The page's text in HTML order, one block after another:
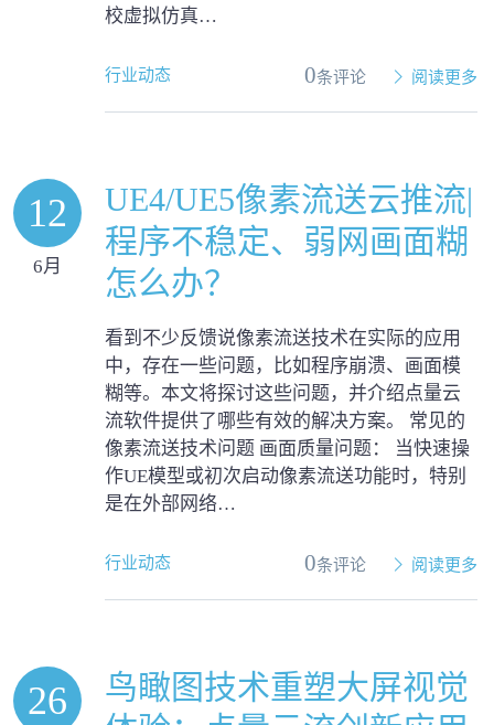
校虚拟仿真…
行业动态 0条评论 阅读更多
12
6月
UE4/UE5像素流送云推流|
程序不稳定、弱网画面糊
怎么办？
看到不少反馈说像素流送技术在实际的应用
中，存在一些问题，比如程序崩溃、画面模
糊等。本文将探讨这些问题，并介绍点量云
流软件提供了哪些有效的解决方案。 常见的
像素流送技术问题 画面质量问题： 当快速操
作UE模型或初次启动像素流送功能时，特别
是在外部网络…
行业动态 0条评论 阅读更多
26
鸟瞰图技术重塑大屏视觉